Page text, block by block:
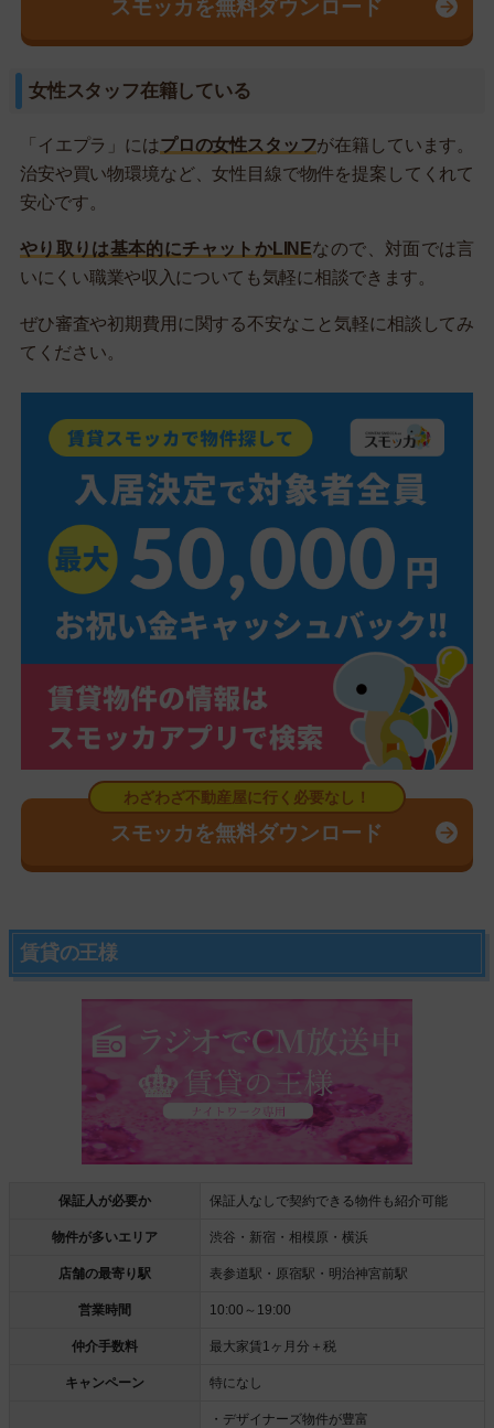
スモッカを無料ダウンロード
女性スタッフ在籍している
「イエプラ」にはプロの女性スタッフが在籍しています。
治安や買い物環境など、女性目線で物件を提案してくれて
安心です。
やり取りは基本的にチャットかLINEなので、対面では言
いにくい職業や収入についても気軽に相談できます。
ぜひ審査や初期費用に関する不安なこと気軽に相談してみ
てください。
スモッカを無料ダウンロード
賃貸の王様
保証人が必要か 保証人なしで契約できる物件も紹介可能
物件が多いエリア 渋谷・新宿・相模原・横浜
店舗の最寄り駅 表参道駅・原宿駅・明治神宮前駅
営業時間 10:00～19:00
仲介手数料 最大家賃1ヶ月分＋税
キャンペーン 特になし
・デザイナーズ物件が豊富